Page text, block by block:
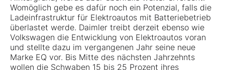
Womöglich gebe es dafür noch ein Potenzial, falls die
Ladeinfrastruktur für Elektroautos mit Batteriebetrieb
überlastet werde. Daimler treibt derzeit ebenso wie
Volkswagen die Entwicklung von Elektroautos voran
und stellte dazu im vergangenen Jahr seine neue
Marke EQ vor. Bis Mitte des nächsten Jahrzehnts
wollen die Schwaben 15 bis 25 Prozent ihres